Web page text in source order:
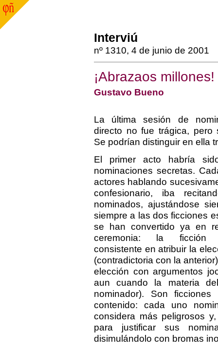
Interviú
nº 1310, 4 de junio de 2001
¡Abrazaos millones!
Gustavo Bueno
La última sesión de
directo no fue trágica, pero
Se podrían distinguir en ella
El primer acto habría
nominaciones secretas.
actores hablando
confesionario, iba
nominados, ajustándose
siempre a las dos ficciones
se han convertido ya en
ceremonia: la ficción
consistente en atribuir la
(contradictoria con la
elección con argumentos
aun cuando la materia
nominador). Son
contenido: cada uno
considera más peligrosos
para justificar sus
disimulándolo con bromas